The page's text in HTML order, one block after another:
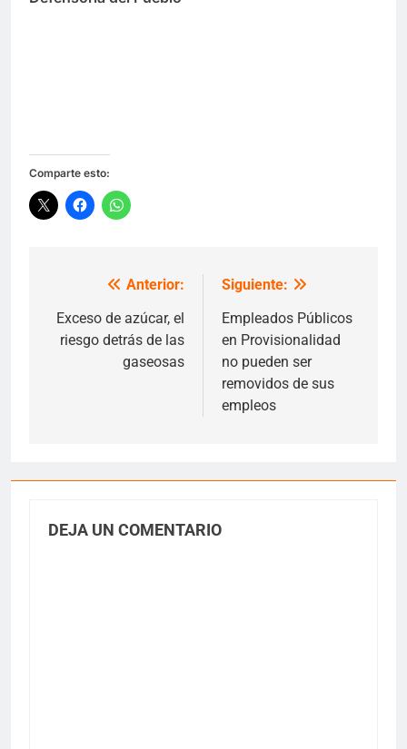
Comparte esto:
Navegación
de
entradas
Anterior:
Exceso de azúcar, el
riesgo detrás de las
gaseosas
Siguiente:
Empleados Públicos
en Provisionalidad
no pueden ser
removidos de sus
empleos
DEJA UN COMENTARIO